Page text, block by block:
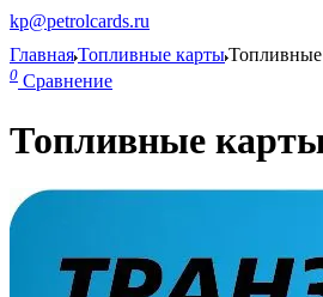
kp@petrolcards.ru
ГлавнаяТопливные карты
0 Сравнение
Топливные